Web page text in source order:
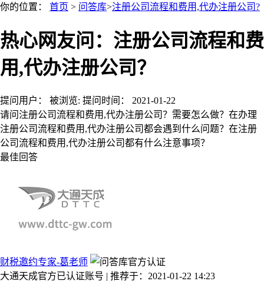
你的位置： 首页 > 问答库>注册公司流程和费用,代办注册公司?
热心网友问：注册公司流程和费
用,代办注册公司？
提问用户： 被浏览: 提问时间： 2021-01-22
请问注册公司流程和费用,代办注册公司？需要怎么做？在办理
注册公司流程和费用,代办注册公司都会遇到什么问题？在注册
公司流程和费用,代办注册公司都有什么注意事项？
最佳回答
财税邀约专家-葛老师
大通天成官方已认证账号 | 推荐于：2021-01-22 14:23